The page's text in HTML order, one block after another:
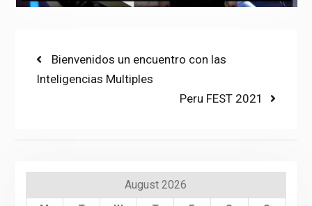
Post
navigation
Previous
post:
Bienvenidos un encuentro con las
Inteligencias Multiples
Next
Peru FEST 2021
August 2026